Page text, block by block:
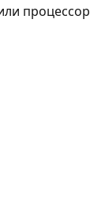
процессор